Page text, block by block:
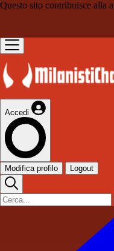
Questo sito contribuisce alla
Accedi
Modifica profilo Logout